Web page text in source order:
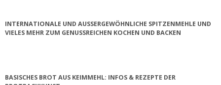
INTERNATIONALE UND AUSSERGEWÖHNLICHE SPITZENMEHLE UND V
IELES MEHR ZUM GENUSSREICHEN KOCHEN UND BACKEN
BASISCHES BROT AUS KEIMMEHL: INFOS & REZEPTE DER